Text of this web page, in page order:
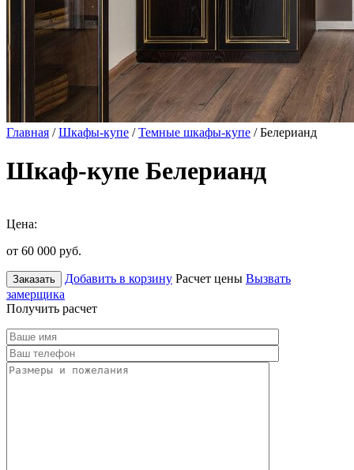
Главная /Шкафы-купе /Темные шкафы-купе / Белерианд
Шкаф-купе Белерианд
Цена:
от 60 000 руб.
Заказать Добавить в корзину Расчет цены Вызвать
замерщика
Получить расчет